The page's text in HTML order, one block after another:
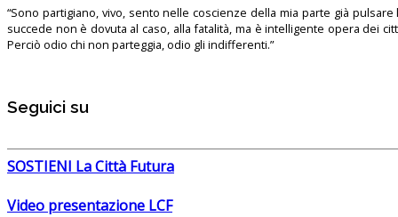
“Sono partigiano, vivo, sento nelle coscienze della mia parte già pulsare
succede non è dovuta al caso, alla fatalità, ma è intelligente opera dei
Perciò odio chi non parteggia, odio gli indifferenti.”
Seguici su
SOSTIENI La Città Futura
Video presentazione LCF